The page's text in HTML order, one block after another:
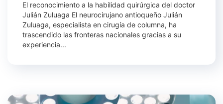
El reconocimiento a la habilidad quirúrgica del doctor
Julián Zuluaga El neurocirujano antioqueño Julián
Zuluaga, especialista en cirugía de columna, ha
trascendido las fronteras nacionales gracias a su
experiencia...